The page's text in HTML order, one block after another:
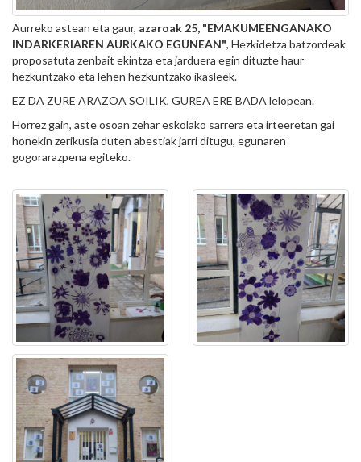
Aurreko astean eta gaur, azaroak 25, "EMAKUMEENGANAKO
INDARKERIAREN AURKAKO EGUNEAN", Hezkidetza batzordeak
proposatuta zenbait ekintza eta jarduera egin dituzte haur
hezkuntzako eta lehen hezkuntzako ikasleek.
EZ DA ZURE ARAZOA SOILIK, GUREA ERE BADA lelopean.
Horrez gain, aste osoan zehar eskolako sarrera eta irteeretan gai
honekin zerikusia duten abestiak jarri ditugu, egunaren
gogorarazpena egiteko.